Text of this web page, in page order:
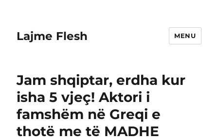
Lajme Flesh MENU
Jam shqiptar, erdha kur
isha 5 vjeç! Aktori i
famshëm në Greqi e
thotë me të MADHE